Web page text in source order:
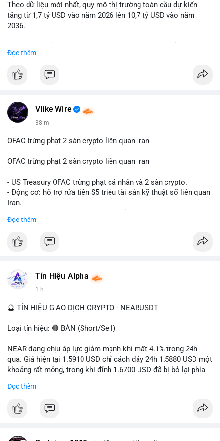
Lời khuyên: Nhà đầu tư nhỏ lẻ nên quan sát thêm 2-4 giờ sau
khi giao dịch được xác nhận, tránh hành động theo cảm xúc.
ưu tiên quản trị rủi ro trong giai đoạn biến động mạnh.
#btcmempool65k
Theo dữ liệu mới nhất, quy mô thị trường toàn cầu dự kiến
tăng từ 1,7 tỷ USD vào năm 2026 lên 10,7 tỷ USD vào năm
2036.
hàng năm (CAGR) ấn tượng lên tới 20,2%.
Điều gì đang thúc đẩy sự tăng trưởng vượt bậc này? Hãy cùng
Đọc thêm
Vlike Wire
38 m
OFAC trừng phạt 2 sàn crypto liên quan Iran
OFAC trừng phạt 2 sàn crypto liên quan Iran
- US Treasury OFAC trừng phạt cá nhân và 2 sàn crypto.
- Động cơ: hỗ trợ rửa tiền $5 triệu tài sản kỹ thuật số liên quan
Iran.
- Tác động: rủi ro cho thị trường crypto, tăng áp lực pháp lý.
#binancesquare
#vlikevn #titanbot
📰 Nguồn: Cointelegraph
Đọc thêm
Tín Hiệu Alpha
1 h
🔮 TÍN HIỆU GIAO DỊCH CRYPTO - NEARUSDT
Loại tín hiệu: 🔴 BÁN (Short/Sell)
NEAR đang chịu áp lực giảm mạnh khi mất 4.1% trong 24h
qua. Giá hiện tại 1.5910 USD chỉ cách đáy 24h 1.5880 USD một
khoảng rất mỏng, trong khi đỉnh 1.6700 USD đã bị bỏ lại phía
kiểm soát hoàn toàn. Khối lượng giao dịch 10.29 triệu NEAR
tiếp diễn.
Đọc thêm